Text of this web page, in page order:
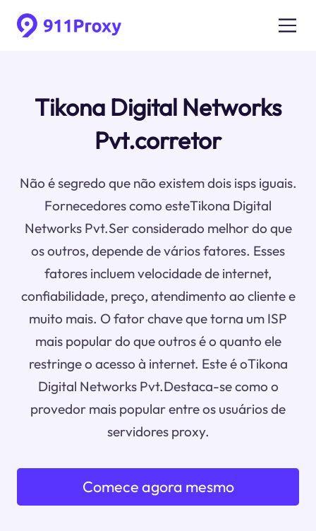
Tikona Digital Networks
Pvt.corretor
Não é segredo que não existem dois isps iguais.
Fornecedores como esteTikona Digital
Networks Pvt.Ser considerado melhor do que
os outros, depende de vários fatores. Esses
fatores incluem velocidade de internet,
confiabilidade, preço, atendimento ao cliente e
muito mais. O fator chave que torna um ISP
mais popular do que outros é o quanto ele
restringe o acesso à internet. Este é oTikona
Digital Networks Pvt.Destaca-se como o
provedor mais popular entre os usuários de
servidores proxy.
Comece agora mesmo